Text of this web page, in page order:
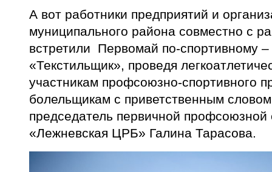
А вот работники предприятий и
муниципального района совместно с
встретили Первомай по-спортивному
«Текстильщик», проведя
участникам профсоюзно-спортивного
болельщикам с приветственным
председатель первичной
«Лежневская ЦРБ» Галина Тарасова.